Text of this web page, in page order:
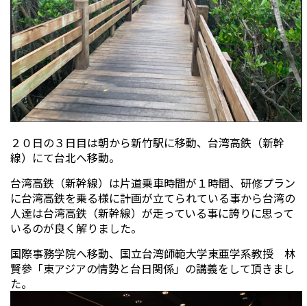
２０日の３日目は朝から新竹駅に移動、台湾高鉄（新幹
線）にて台北へ移動。
台湾高鉄（新幹線）は片道乗車時間が１時間、研修プラン
に台湾高鉄を乗る様に計画が立てられている事から台湾の
人達は台湾高鉄（新幹線）が走っている事に誇りに思って
いるのが良く解りました。
国際事務学院へ移動、国立台湾師範大学東亜学系教授 林
賢參「東アジアの情勢と台日関係」の講義をして頂きまし
た。